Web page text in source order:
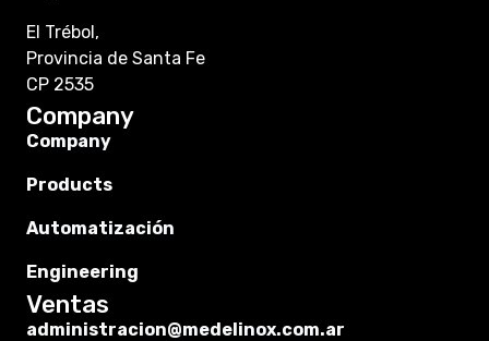
El Trébol,
Provincia de Santa Fe
CP 2535
Company
Company
Products
Automatización
Engineering
Ventas
administracion@medelinox.com.ar